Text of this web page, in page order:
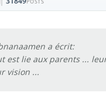
a écrit:
est lie aux parents ...
vision ...